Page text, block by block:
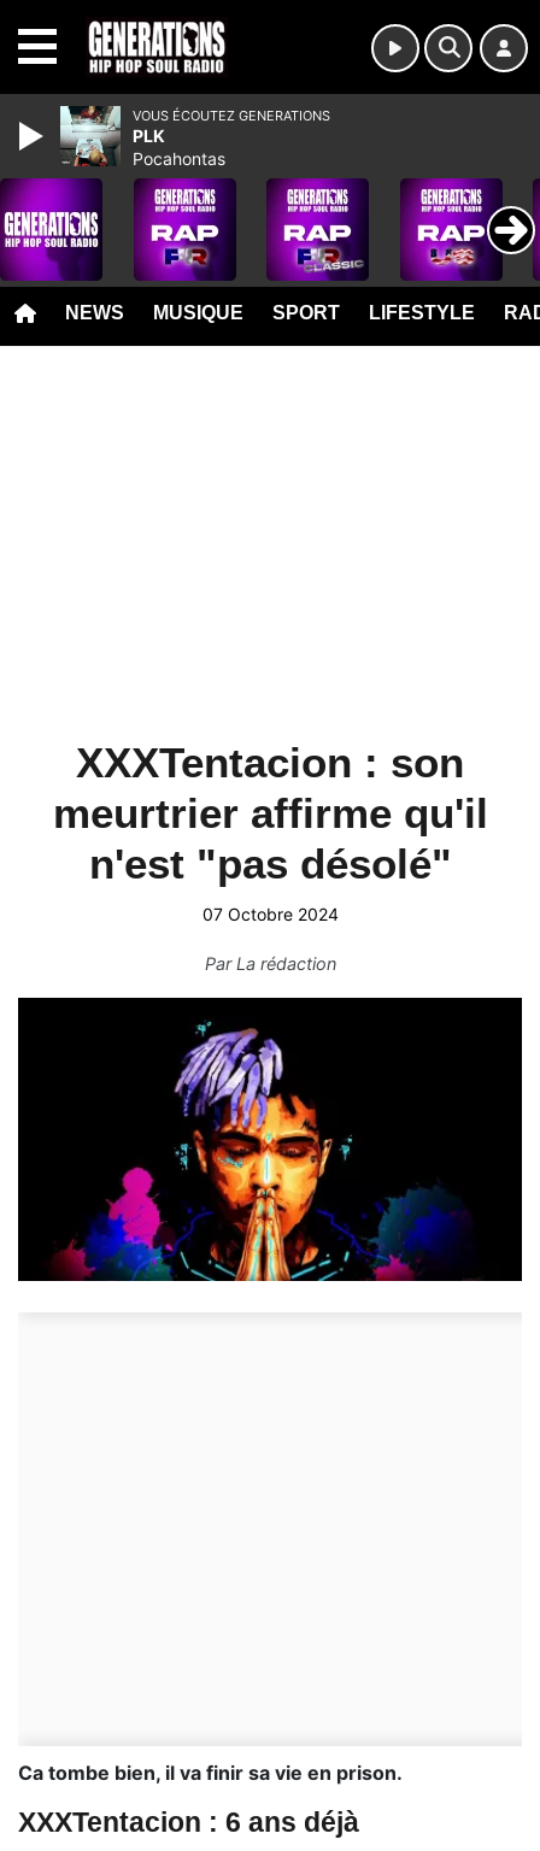
NEWS MUSIQUE SPORT LIFESTYLE
XXXTentacion : son
meurtrier affirme qu'il
n'est "pas désolé"
07 Octobre 2024
ParLa rédaction
Ca tombe bien, il va finir sa vie en prison.
XXXTentacion : 6 ans déjà
VOUS ÉCOUTEZ GENERATIONS
PLK
Pocahontas